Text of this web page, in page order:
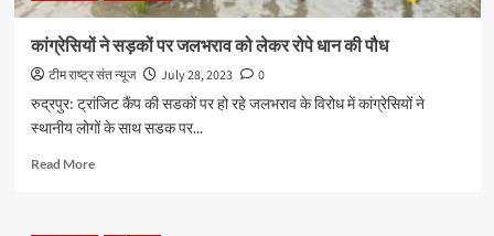
कांग्रेसियों ने सड़कों पर जलभराव को लेकर रोपे धान की पौध
टीम राष्ट्र संत न्यूज July 28, 2023
0
रुद्रपुर: ट्रांजिट कैंप की सडकों पर हो रहे जलभराव के विरोध में कांग्रेसियों ने
स्थानीय लोगों के साथ सडक पर...
Read MoreRead